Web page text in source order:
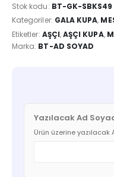
Stok kodu: BT-GK-SBKS49
Kategoriler: GALA KUPA,
Etiketler: AŞÇI,AŞÇI KUPA,
Marka: BT-AD SOYAD
Yazılacak Ad
Ürün üzerine yazılacak